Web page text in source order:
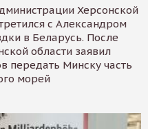
Херсонской
с Александром
в Беларусь. После
области заявил
передать Минску часть
морей